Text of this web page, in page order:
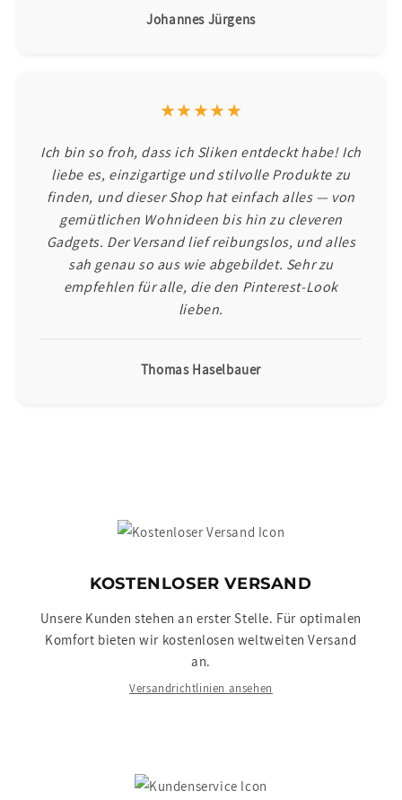
Johannes Jürgens
★★★★★
Ich bin so froh, dass ich Sliken entdeckt habe! Ich
liebe es, einzigartige und stilvolle Produkte zu
finden, und dieser Shop hat einfach alles — von
gemütlichen Wohnideen bis hin zu cleveren
Gadgets. Der Versand lief reibungslos, und alles
sah genau so aus wie abgebildet. Sehr zu
empfehlen für alle, die den Pinterest-Look
lieben.
Thomas Haselbauer
KOSTENLOSER VERSAND
Unsere Kunden stehen an erster Stelle. Für optimalen
Komfort bieten wir kostenlosen weltweiten Versand
an.
Versandrichtlinien ansehen